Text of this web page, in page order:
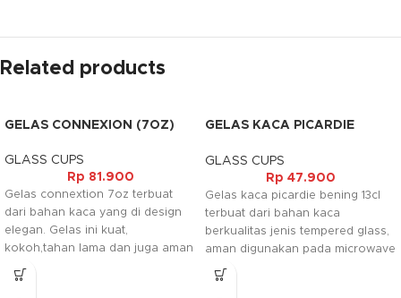
Related products
GELAS CONNEXION (7OZ)
GLASS CUPS
Rp 81.900
Gelas connextion 7oz terbuat
dari bahan kaca yang di design
elegan. Gelas ini kuat,
kokoh,tahan lama dan juga aman
digunakan pada mesin pencuci
piring elektrik. Gelas ini biasanya
GELAS KACA PICARDIE
GLASS CUPS
Rp 47.900
Gelas kaca picardie bening 13cl
terbuat dari bahan kaca
berkualitas jenis tempered glass,
aman digunakan pada microwave
dan pencuci piring electrik. Gelas
model ini sering digunakan